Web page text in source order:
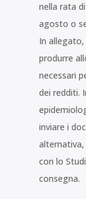
nella rata
agosto o
In allegato,
produrre
necessari
dei redditi.
inviare i
con lo
consegna.